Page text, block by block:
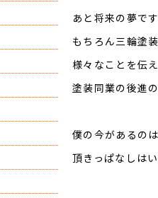
あと将来の夢で
もちろん三輪塗
様々なことを伝
塗装同業の後進
僕の今があるの
頂きっぱなしは